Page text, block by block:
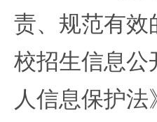
责、规范有效
校招生信息公
人信息保护